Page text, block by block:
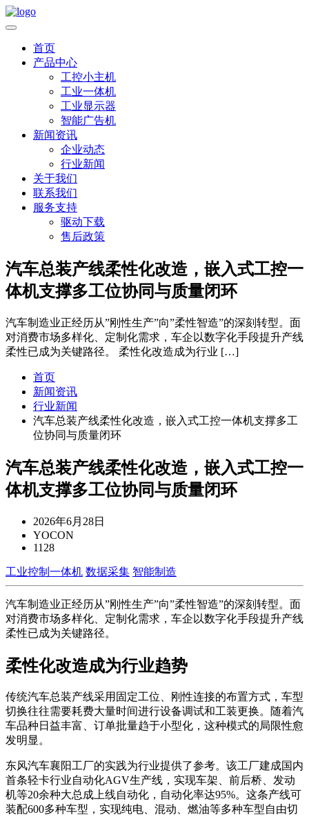
首页
产品中心
工控小主机
工业一体机
工业显示器
智能广告机
新闻资讯
企业动态
行业新闻
关于我们
联系我们
服务支持
驱动下载
售后政策
汽车总装产线柔性化改造，嵌入式工控一
体机支撑多工位协同与质量闭环
汽车制造业正经历从”刚性生产”向”柔性智造”的深刻转型。面
对消费市场多样化、定制化需求，车企以数字化手段提升产线
柔性已成为关键路径。 柔性化改造成为行业 […]
首页
新闻资讯
行业新闻
汽车总装产线柔性化改造，嵌入式工控一体机支撑多工
位协同与质量闭环
汽车总装产线柔性化改造，嵌入式工控一
体机支撑多工位协同与质量闭环
2026年6月28日
YOCON
1128
工业控制一体机 数据采集 智能制造
汽车制造业正经历从”刚性生产”向”柔性智造”的深刻转型。面
对消费市场多样化、定制化需求，车企以数字化手段提升产线
柔性已成为关键路径。
柔性化改造成为行业趋势
传统汽车总装产线采用固定工位、刚性连接的布置方式，车型
切换往往需要耗费大量时间进行设备调试和工装更换。随着汽
车品种日益丰富、订单批量趋于小型化，这种模式的局限性愈
发明显。
东风汽车襄阳工厂的实践为行业提供了参考。该工厂建成国内
首条轻卡行业自动化AGV生产线，实现车架、前后桥、发动
机等20余种大总成上线自动化，自动化率达95%。这条产线可
装配600多种车型，实现纯电、混动、燃油等多种车型自由切